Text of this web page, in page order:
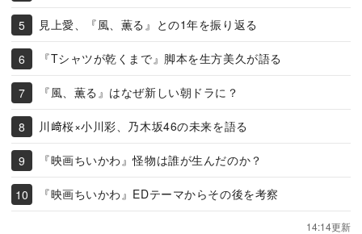
見上愛、『風、薫る』との1年を振り返る
『Tシャツが乾くまで』脚本を生方美久が語る
『風、薫る』はなぜ新しい朝ドラに？
川﨑桜×小川彩、乃木坂46の未来を語る
『映画ちいかわ』怪物は誰が生んだのか？
『映画ちいかわ』EDテーマからその後を考察
14:14更新